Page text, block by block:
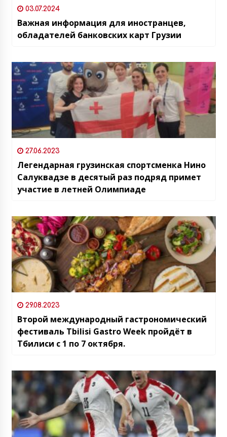
03.07.2024
Важная информация для иностранцев,
обладателей банковских карт Грузии
27.06.2023
Легендарная грузинская спортсменка Нино
Салуквадзе в десятый раз подряд примет
участие в летней Олимпиаде
29.08.2023
Второй международный гастрономический
фестиваль Tbilisi Gastro Week пройдёт в
Тбилиси с 1 по 7 октября.